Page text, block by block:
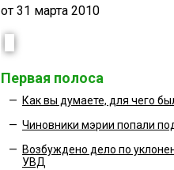
от 31 марта 2010
Первая полоса
— Как вы думаете, для чего
— Чиновники мэрии попали
— Возбуждено дело по
УВД